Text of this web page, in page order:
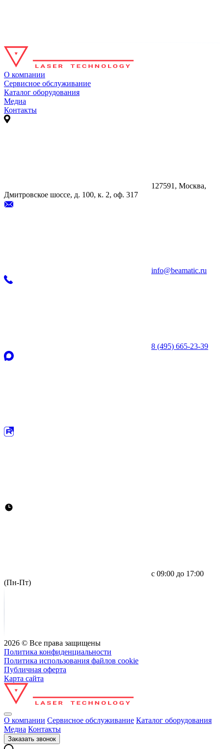
О компании
Сервисное обслуживание
Каталог оборудования
Медиа
Контакты
127591, Москва,
Дмитровское шоссе, д. 100, к. 2, оф. 317
info@beamatic.ru
8 (495) 665-23-39
с 09:00 до 17:00
(Пн-Пт)
2026 © Все права защищены
Политика конфиденциальности
Политика использования файлов cookie
Публичная оферта
Карта сайта
О компании Сервисное обслуживание Каталог оборудования
Медиа Контакты
Заказать звонок